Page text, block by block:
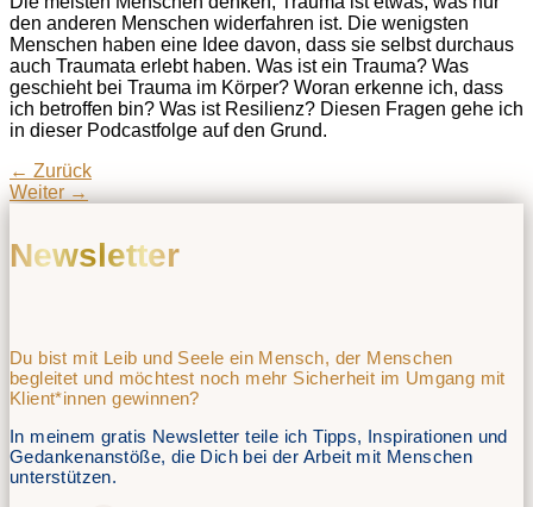
den anderen Menschen widerfahren ist. Die wenigsten
Menschen haben eine Idee davon, dass sie selbst durchaus
auch Traumata erlebt haben. Was ist ein Trauma? Was
geschieht bei Trauma im Körper? Woran erkenne ich, dass
ich betroffen bin? Was ist Resilienz? Diesen Fragen gehe ich
in dieser Podcastfolge auf den Grund.
← Zurück
Weiter→
Newsletter
Du bist mit Leib und Seele ein Mensch, der Menschen
begleitet und möchtest noch mehr Sicherheit im Umgang mit
Klient*innen gewinnen?
In meinem gratis Newsletter teile ich Tipps, Inspirationen und
Gedankenanstöße, die Dich bei der Arbeit mit Menschen
unterstützen.